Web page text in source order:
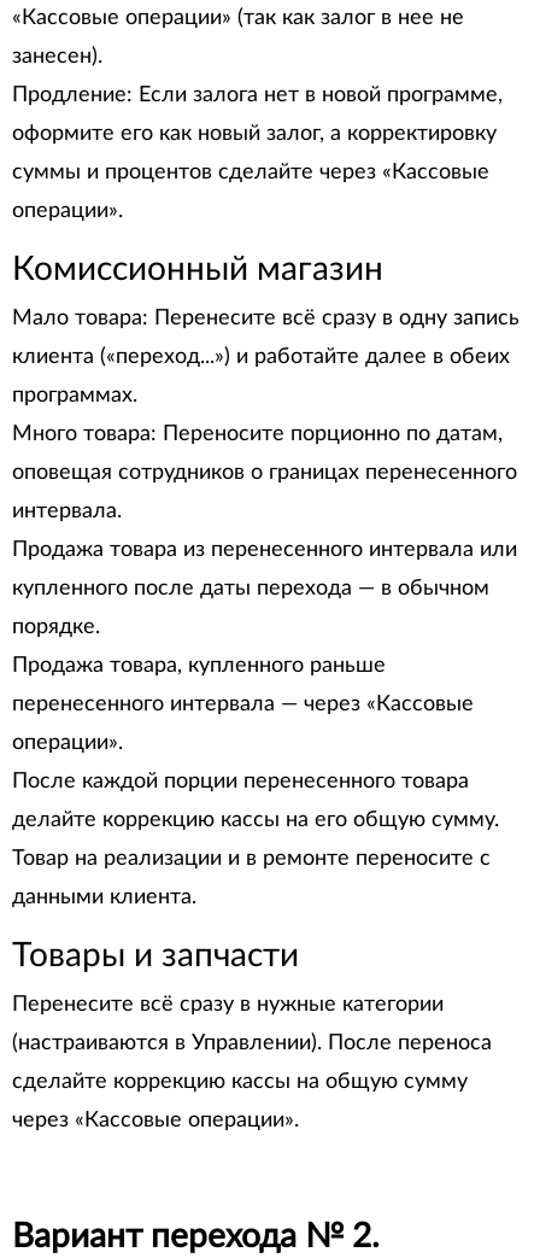
«Кассовые операции» (так как залог в нее не
занесен).
Продление: Если залога нет в новой программе,
оформите его как новый залог, а корректировку
суммы и процентов сделайте через «Кассовые
операции».
Комиссионный магазин
Мало товара: Перенесите всё сразу в одну запись
клиента («переход...») и работайте далее в обеих
программах.
Много товара: Переносите порционно по датам,
оповещая сотрудников о границах перенесенного
интервала.
Продажа товара из перенесенного интервала или
купленного после даты перехода — в обычном
порядке.
Продажа товара, купленного раньше
перенесенного интервала — через «Кассовые
операции».
После каждой порции перенесенного товара
делайте коррекцию кассы на его общую сумму.
Товар на реализации и в ремонте переносите с
данными клиента.
Товары и запчасти
Перенесите всё сразу в нужные категории
(настраиваются в Управлении). После переноса
сделайте коррекцию кассы на общую сумму
через «Кассовые операции».
Вариант перехода № 2.